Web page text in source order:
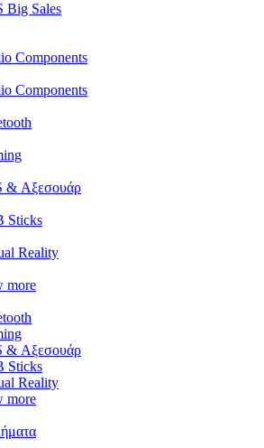
Big Sales
Components
Components
& Αξεσουάρ
Sticks
Reality
more
& Αξεσουάρ
Sticks
Reality
more